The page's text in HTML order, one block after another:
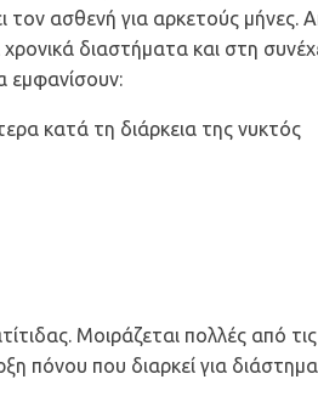
τον ασθενή για αρκετούς
χρονικά διαστήματα και στη
εμφανίσουν:
κατά τη διάρκεια της νυκτός
Μοιράζεται πολλές από
πόνου που διαρκεί για